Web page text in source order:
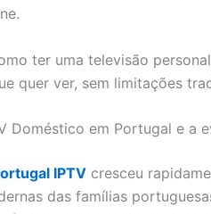
ter uma televisão
quer ver, sem limitações
Doméstico em Portugal e a
IPTV cresceu
das famílias